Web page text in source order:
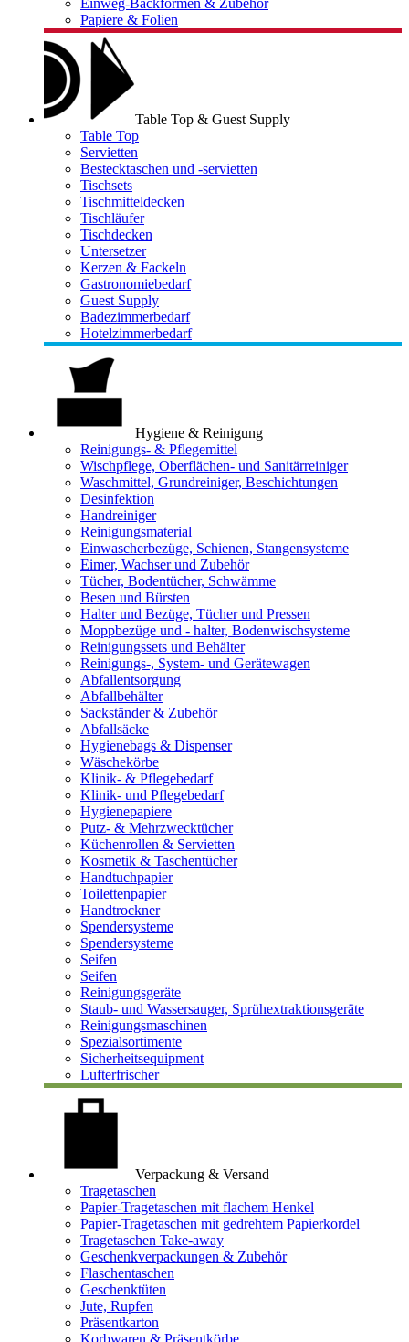
Einweg-Backformen & Zubehör
Papiere & Folien
Table Top & Guest Supply
Table Top
Servietten
Bestecktaschen und -servietten
Tischsets
Tischmitteldecken
Tischläufer
Tischdecken
Untersetzer
Kerzen & Fackeln
Gastronomiebedarf
Guest Supply
Badezimmerbedarf
Hotelzimmerbedarf
Hygiene & Reinigung
Reinigungs- & Pflegemittel
Wischpflege, Oberflächen- und Sanitärreiniger
Waschmittel, Grundreiniger, Beschichtungen
Desinfektion
Handreiniger
Reinigungsmaterial
Einwascherbezüge, Schienen, Stangensysteme
Eimer, Wachser und Zubehör
Tücher, Bodentücher, Schwämme
Besen und Bürsten
Halter und Bezüge, Tücher und Pressen
Moppbezüge und - halter, Bodenwischsysteme
Reinigungssets und Behälter
Reinigungs-, System- und Gerätewagen
Abfallentsorgung
Abfallbehälter
Sackständer & Zubehör
Abfallsäcke
Hygienebags & Dispenser
Wäschekörbe
Klinik- & Pflegebedarf
Klinik- und Pflegebedarf
Hygienepapiere
Putz- & Mehrzwecktücher
Küchenrollen & Servietten
Kosmetik & Taschentücher
Handtuchpapier
Toilettenpapier
Handtrockner
Spendersysteme
Spendersysteme
Seifen
Seifen
Reinigungsgeräte
Staub- und Wassersauger, Sprühextraktionsgeräte
Reinigungsmaschinen
Spezialsortimente
Sicherheitsequipment
Lufterfrischer
Verpackung & Versand
Tragetaschen
Papier-Tragetaschen mit flachem Henkel
Papier-Tragetaschen mit gedrehtem Papierkordel
Tragetaschen Take-away
Geschenkverpackungen & Zubehör
Flaschentaschen
Geschenktüten
Jute, Rupfen
Präsentkarton